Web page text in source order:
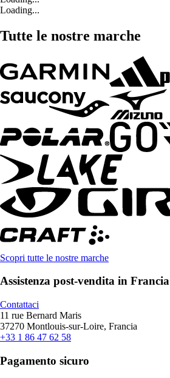
Loading...
Tutte le nostre marche
Scopri tutte le nostre marche
Assistenza post-vendita in Francia
Contattaci
11 rue Bernard Maris
37270 Montlouis-sur-Loire, Francia
+33 1 86 47 62 58
Pagamento sicuro